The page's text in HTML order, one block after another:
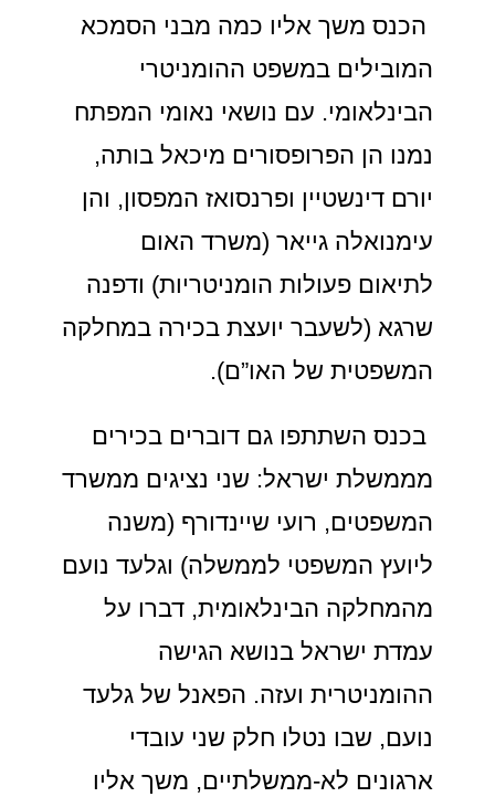
הכנס משך אליו כמה מבני הסמכא
המובילים במשפט ההומניטרי
הבינלאומי. עם נושאי נאומי המפתח
נמנו הן הפרופסורים מיכאל בותה,
יורם דינשטיין ופרנסואז המפסון, והן
עימנואלה גייאר (משרד האום
לתיאום פעולות הומניטריות) ודפנה
שרגא (לשעבר יועצת בכירה במחלקה
המשפטית של האו”ם).
בכנס השתתפו גם דוברים בכירים
מממשלת ישראל: שני נציגים ממשרד
המשפטים, רועי שיינדורף (משנה
ליועץ המשפטי לממשלה) וגלעד נועם
מהמחלקה הבינלאומית, דברו על
עמדת ישראל בנושא הגישה
ההומניטרית ועזה. הפאנל של גלעד
נועם, שבו נטלו חלק שני עובדי
ארגונים לא-ממשלתיים, משך אליו